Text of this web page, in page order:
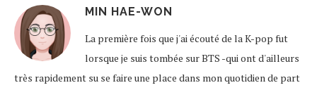
MIN HAE-WON
La première fois que j'ai écouté de la K-pop fut
lorsque je suis tombée sur BTS -qui ont d'ailleurs
très rapidement su se faire une place dans mon quotidien de part